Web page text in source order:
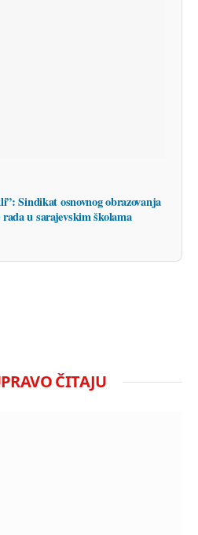
Sindikat osnovnog obrazovanja
u sarajevskim školama
ČITAJU